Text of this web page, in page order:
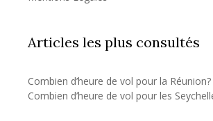
Articles les plus consultés
Combien d’heure de vol pour la Réunion?
Combien d’heure de vol pour les